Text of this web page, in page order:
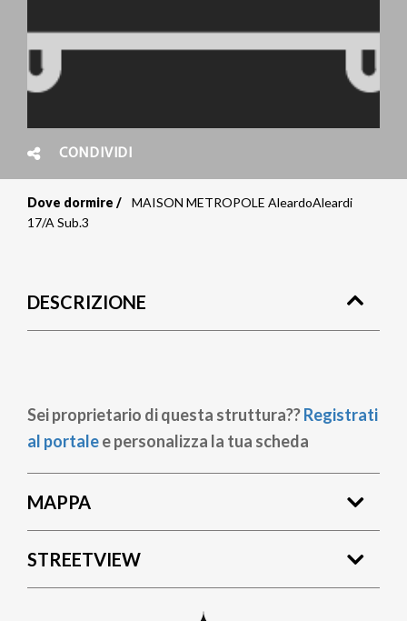
CONDIVIDI
Briciole
pane
Dove dormire
MAISON METROPOLE AleardoAleardi
17/A Sub.3
DESCRIZIONE
Sei proprietario di questa struttura??Registrati
al portalee personalizza la tua scheda
MAPPA
STREETVIEW